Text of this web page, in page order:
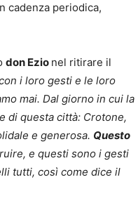
cadenza periodica,
don Ezio nel ritirare il
i loro gesti e le loro
mai. Dal giorno in cui la
di questa città: Crotone,
e generosa. Questo
e questi sono i gesti
tutti, così come dice il